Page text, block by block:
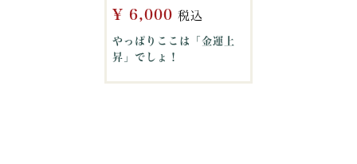
¥ 6,000 税込
やっぱりここは「金運上
昇」でしょ！